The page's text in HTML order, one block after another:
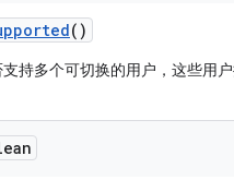
()
持多个可切换的用户，这些用